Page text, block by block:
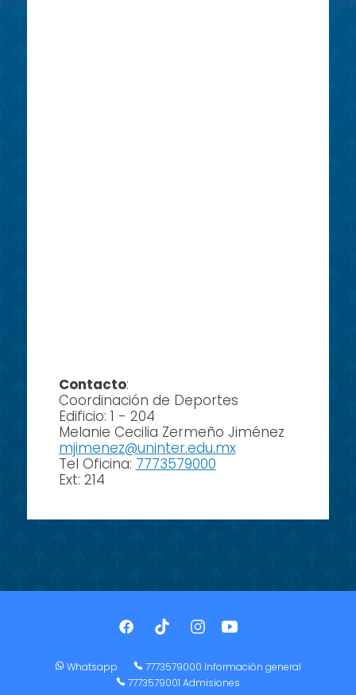
Contacto:
Coordinación de Deportes
Edificio: 1 - 204
Melanie Cecilia Zermeño Jiménez
mjimenez@uninter.edu.mx
Tel Oficina: 7773579000
Ext: 214
Whatsapp
7773579000 Información general
7773579001 Admisiones